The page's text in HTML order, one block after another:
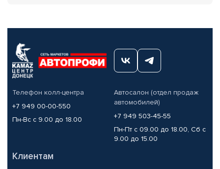
Телефон колл-центра
+7 949 00-00-550
Пн-Вс с 9.00 до 18.00
Автосалон (отдел продаж
автомобилей)
+7 949 503-45-55
Пн-Пт с 09.00 до 18.00, Сб с
9.00 до 15.00
Клиентам